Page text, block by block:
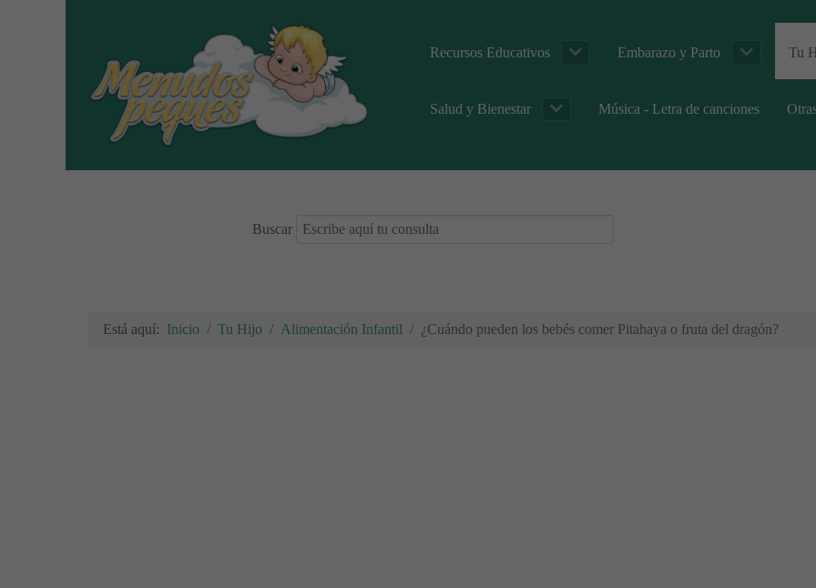
Recursos Educativos Embarazo y Parto Tu
Salud y Bienestar Música - Letra de canciones
Buscar
Está aquí: Inicio Tu Hijo Alimentación Infantil ¿Cuándo pueden los bebés comer Pitahaya o fruta del dragón?